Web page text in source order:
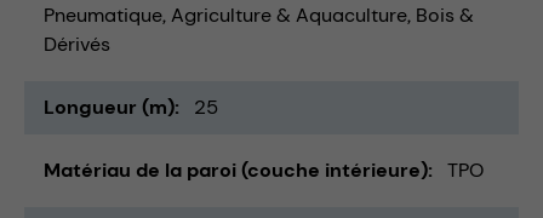
Pneumatique Agriculture & Aquaculture Bois &
Dérivés
Longueur (m) 25
Matériau de la paroi (couche intérieure) TPO